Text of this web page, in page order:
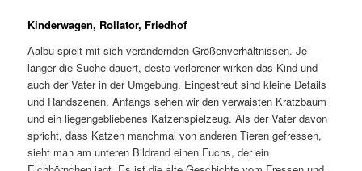
Kinderwagen, Rollator, Friedhof
Aalbu spielt mit sich verändernden Größenverhältnissen. Je
länger die Suche dauert, desto verlorener wirken das Kind und
auch der Vater in der Umgebung. Eingestreut sind kleine Details
und Randszenen. Anfangs sehen wir den verwaisten Kratzbaum
und ein liegengebliebenes Katzenspielzeug. Als der Vater davon
spricht, dass Katzen manchmal von anderen Tieren gefressen,
sieht man am unteren Bildrand einen Fuchs, der ein